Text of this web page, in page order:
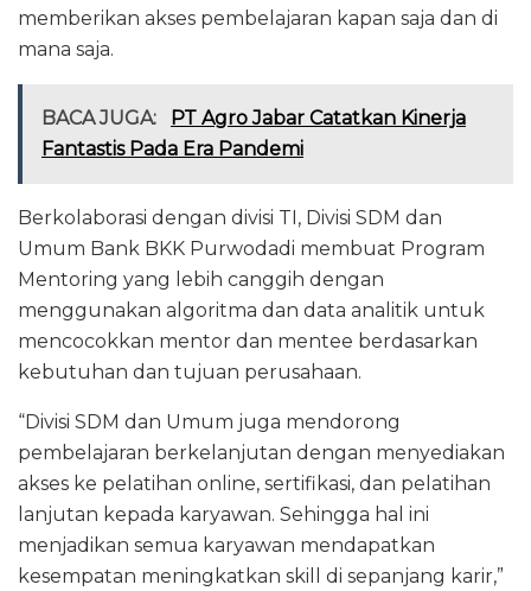
memberikan akses pembelajaran kapan saja dan di
mana saja.
BACA JUGA:
PT Agro Jabar Catatkan Kinerja
Fantastis Pada Era Pandemi
Berkolaborasi dengan divisi TI, Divisi SDM dan
Umum Bank BKK Purwodadi membuat Program
Mentoring yang lebih canggih dengan
menggunakan algoritma dan data analitik untuk
mencocokkan mentor dan mentee berdasarkan
kebutuhan dan tujuan perusahaan.
“Divisi SDM dan Umum juga mendorong
pembelajaran berkelanjutan dengan menyediakan
akses ke pelatihan online, sertifikasi, dan pelatihan
lanjutan kepada karyawan. Sehingga hal ini
menjadikan semua karyawan mendapatkan
kesempatan meningkatkan skill di sepanjang karir,”